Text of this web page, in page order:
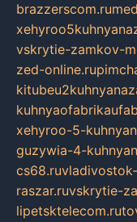
brazzerscom.ru
vskrytie-zamkov-
zed-online.ru
xehyroo-5-
guzywia-4-
cs68.ru
raszar.ruvskrytie-
lipetsktelecom.ru